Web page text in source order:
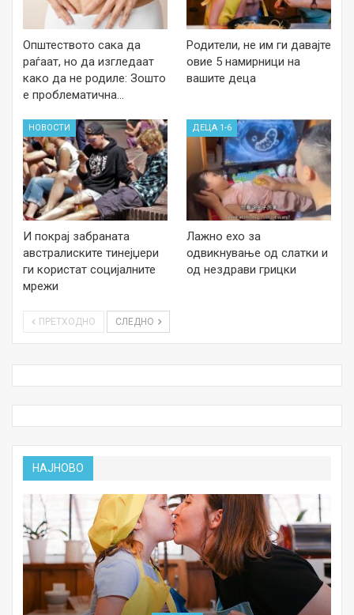
Општеството сака да
раѓаат, но да изгледаат
како да не родиле: Зошто
е проблематична…
Родители, не им ги давајте
овие 5 намирници на
вашите деца
НОВОСТИ
И покрај забраната
австралиските тинејџери
ги користат социјалните
мрежи
ДЕЦА 1-6
Лажно ехо за
одвикнување од слатки и
од нездрави грицки
ПРЕТХОДНО СЛЕДНО
НАЈНОВО